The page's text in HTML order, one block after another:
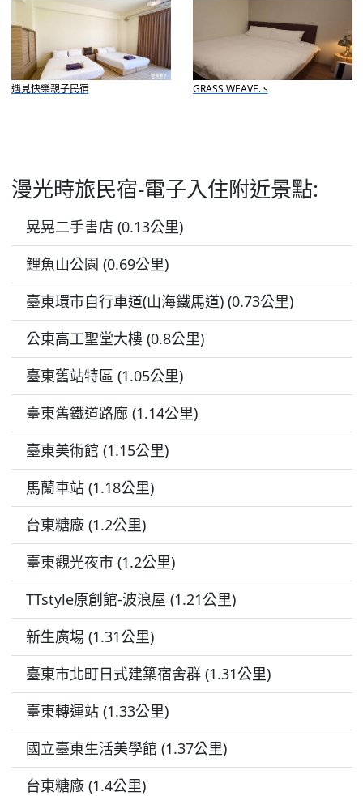
遇見快樂親子民宿 GRASS WEAVE. s
漫光時旅民宿-電子入住附近景點:
晃晃二手書店 (0.13公里)
鯉魚山公園 (0.69公里)
臺東環市自行車道(山海鐵馬道) (0.73公里)
公東高工聖堂大樓 (0.8公里)
臺東舊站特區 (1.05公里)
臺東舊鐵道路廊 (1.14公里)
臺東美術館 (1.15公里)
馬蘭車站 (1.18公里)
台東糖廠 (1.2公里)
臺東觀光夜市 (1.2公里)
TTstyle原創館-波浪屋 (1.21公里)
新生廣場 (1.31公里)
臺東市北町日式建築宿舍群 (1.31公里)
臺東轉運站 (1.33公里)
國立臺東生活美學館 (1.37公里)
台東糖廠 (1.4公里)